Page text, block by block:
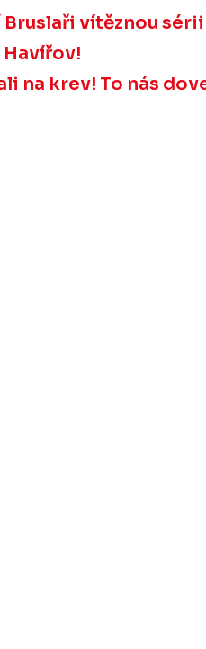
vítěznou
na krev! To nás